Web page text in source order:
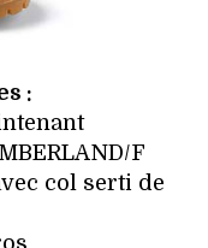
:
F
col serti de